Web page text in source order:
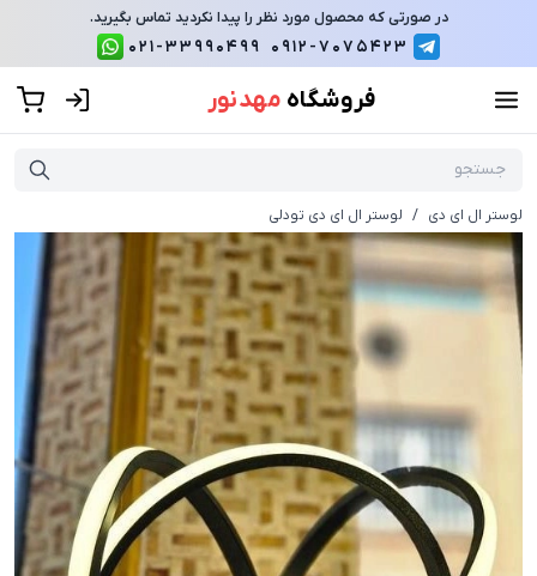
در صورتی که محصول مورد نظر را پیدا نکردید تماس بگیرید.
0912-7075423
021-33990499
فروشگاه مهد نور
لوستر ال ای دی / لوستر ال ای دی تودلی